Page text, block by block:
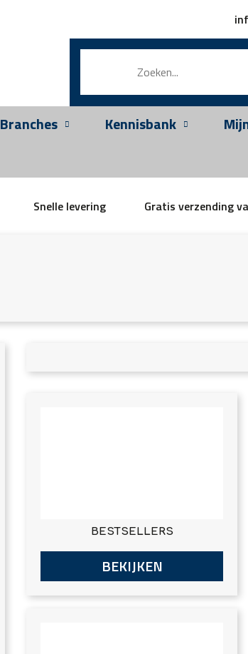
Branches Kennisbank
Snelle levering Gratis verzending
BESTSELLERS
BEKIJKEN